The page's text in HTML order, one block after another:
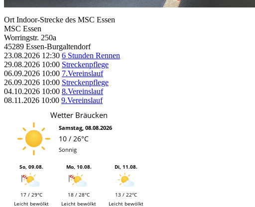
Ort Indoor-Strecke des MSC Essen
MSC Essen
Worringstr. 250a
45289 Essen-Burgaltendorf
23.08.2026 12:30 6 Stunden Rennen
29.08.2026 10:00 Streckenpflege
06.09.2026 10:00 7.Vereinslauf
26.09.2026 10:00 Streckenpflege
04.10.2026 10:00 8.Vereinslauf
08.11.2026 10:00 9.Vereinslauf
Wetter Bräucken
Samstag, 08.08.2026
10 / 26°C
Sonnig
So, 09.08.
17 / 29°C
Leicht bewölkt
Mo, 10.08.
18 / 28°C
Leicht bewölkt
Di, 11.08.
13 / 22°C
Leicht bewölkt